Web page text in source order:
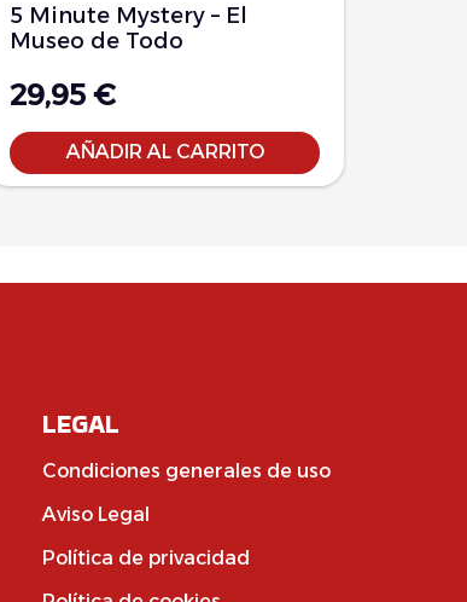
5 Minute Mystery – El
Museo de Todo
29,95 €
AÑADIR AL CARRITO
LEGAL
Condiciones generales de uso
Aviso Legal
Política de privacidad